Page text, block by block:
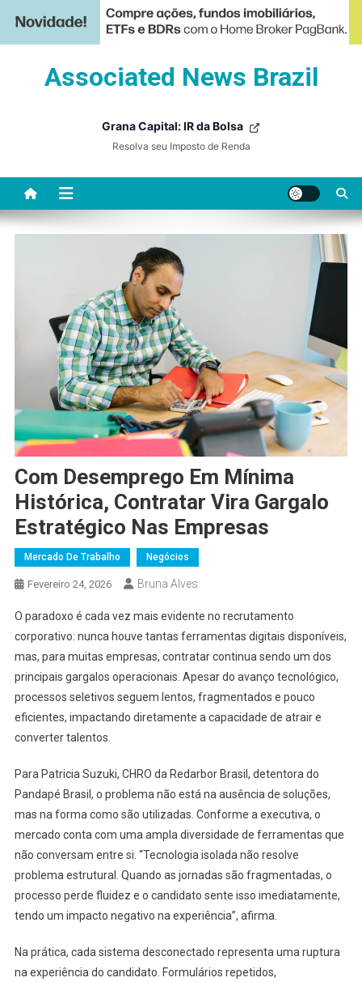
Associated News Brazil
Grana Capital: IR da Bolsa
Resolva seu Imposto de Renda
Com Desemprego Em Mínima
Histórica, Contratar Vira Gargalo
Estratégico Nas Empresas
Mercado De Trabalho Negócios
Fevereiro 24, 2026 Bruna Alves
O paradoxo é cada vez mais evidente no recrutamento
corporativo: nunca houve tantas ferramentas digitais disponíveis,
mas, para muitas empresas, contratar continua sendo um dos
principais gargalos operacionais. Apesar do avanço tecnológico,
processos seletivos seguem lentos, fragmentados e pouco
eficientes, impactando diretamente a capacidade de atrair e
converter talentos.
Para Patricia Suzuki, CHRO da Redarbor Brasil, detentora do
Pandapé Brasil, o problema não está na ausência de soluções,
mas na forma como são utilizadas. Conforme a executiva, o
mercado conta com uma ampla diversidade de ferramentas que
não conversam entre si. “Tecnologia isolada não resolve
problema estrutural. Quando as jornadas são fragmentadas, o
processo perde fluidez e o candidato sente isso imediatamente,
tendo um impacto negativo na experiência”, afirma.
Na prática, cada sistema desconectado representa uma ruptura
na experiência do candidato. Formulários repetidos,